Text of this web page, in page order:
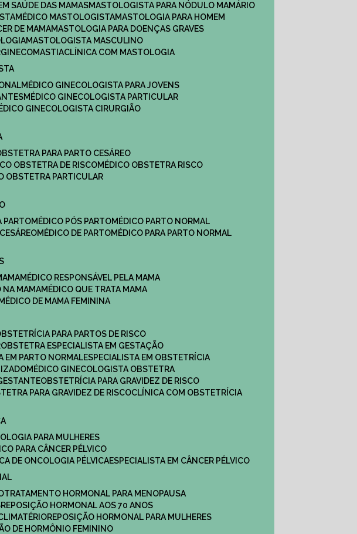
SAÚDE DAS MAMAS
MASTOLOGISTA PARA NÓDULO MAMÁRIO
MÉDICO MASTOLOGISTA
MASTOLOGIA PARA HOMEM
DE MAMA
MASTOLOGIA PARA DOENÇAS GRAVES
MASTOLOGISTA MASCULINO
GINECOMASTIA
CLÍNICA COM MASTOLOGIA
MÉDICO GINECOLOGISTA PARA JOVENS
MÉDICO GINECOLOGISTA PARTICULAR
MÉDICO GINECOLOGISTA CIRURGIÃO
PARA PARTO CESÁREO
OBSTETRA DE RISCO
MÉDICO OBSTETRA RISCO
OBSTETRA PARTICULAR
PARTO MÉDICO PÓS PARTO
MÉDICO PARTO NORMAL
MÉDICO DE PARTO
MÉDICO PARA PARTO NORMAL
MÉDICO RESPONSÁVEL PELA MAMA
NA MAMA
MÉDICO QUE TRATA MAMA
MÉDICO DE MAMA FEMININA
OBSTETRÍCIA PARA PARTOS DE RISCO
OBSTETRA ESPECIALISTA EM GESTAÇÃO
EM PARTO NORMAL ESPECIALISTA EM OBSTETRÍCIA
MÉDICO GINECOLOGISTA OBSTETRA
OBSTETRÍCIA PARA GRAVIDEZ DE RISCO
PARA GRAVIDEZ DE RISCO
CLÍNICA COM OBSTETRÍCIA
PARA MULHERES
PARA CÂNCER PÉLVICO
DE ONCOLOGIA PÉLVICA ESPECIALISTA EM CÂNCER PÉLVICO
TRATAMENTO HORMONAL PARA MENOPAUSA
REPOSIÇÃO HORMONAL AOS 70 ANOS
REPOSIÇÃO HORMONAL PARA MULHERES
DE HORMÔNIO FEMININO